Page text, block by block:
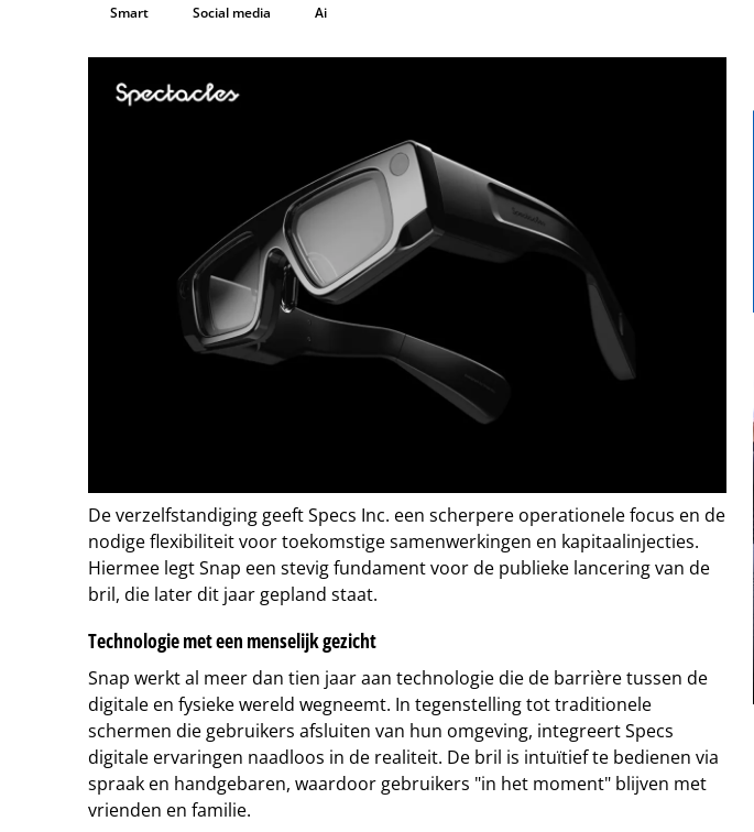
Smart Social media Ai
De verzelfstandiging geeft Specs Inc. een scherpere operationele focus en de
nodige flexibiliteit voor toekomstige samenwerkingen en kapitaalinjecties.
Hiermee legt Snap een stevig fundament voor de publieke lancering van de
bril, die later dit jaar gepland staat.
Technologie met een menselijk gezicht
Snap werkt al meer dan tien jaar aan technologie die de barrière tussen de
digitale en fysieke wereld wegneemt. In tegenstelling tot traditionele
schermen die gebruikers afsluiten van hun omgeving, integreert Specs
digitale ervaringen naadloos in de realiteit. De bril is intuïtief te bedienen via
spraak en handgebaren, waardoor gebruikers "in het moment" blijven met
vrienden en familie.